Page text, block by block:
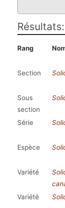
Rang
Section
Sous
section
Série
Espèce
Variété
Variété